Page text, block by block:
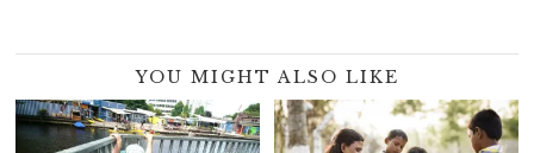
YOU MIGHT ALSO LIKE